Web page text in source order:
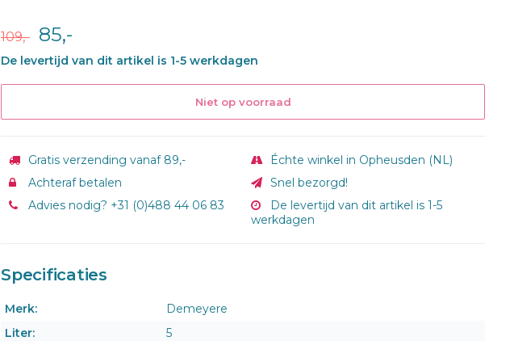
109,- 85,-
De levertijd van dit artikel is 1-5 werkdagen
Niet op voorraad
Gratis verzending vanaf 89,-
Échte winkel in Opheusden (NL)
Achteraf betalen
Snel bezorgd!
Advies nodig? +31 (0)488 44 06 83
De levertijd van dit artikel is 1-5
werkdagen
Specificaties
Merk:
Demeyere
Liter:
5